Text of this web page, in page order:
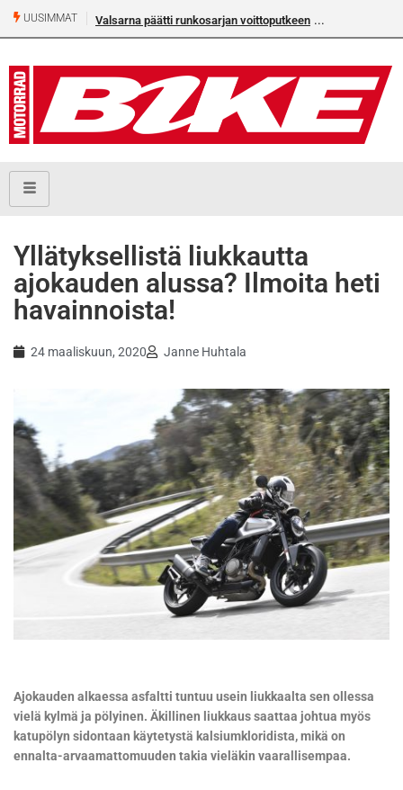
UUSIMMAT Valsarna päätti runkosarjan voittoputkeen
Yllätyksellistä liukkautta
ajokauden alussa? Ilmoita heti
havainnoista!
24 maaliskuun, 2020 Janne Huhtala
Ajokauden alkaessa asfaltti tuntuu usein liukkaalta sen ollessa
vielä kylmä ja pölyinen. Äkillinen liukkaus saattaa johtua myös
katupölyn sidontaan käytetystä kalsiumkloridista, mikä on
ennalta-arvaamattomuuden takia vieläkin vaarallisempaa.